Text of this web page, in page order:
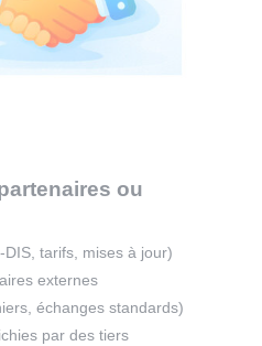
ou
tarifs, mises à jour)
externes
échanges standards)
par des tiers